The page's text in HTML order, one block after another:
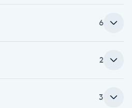
6
2
3